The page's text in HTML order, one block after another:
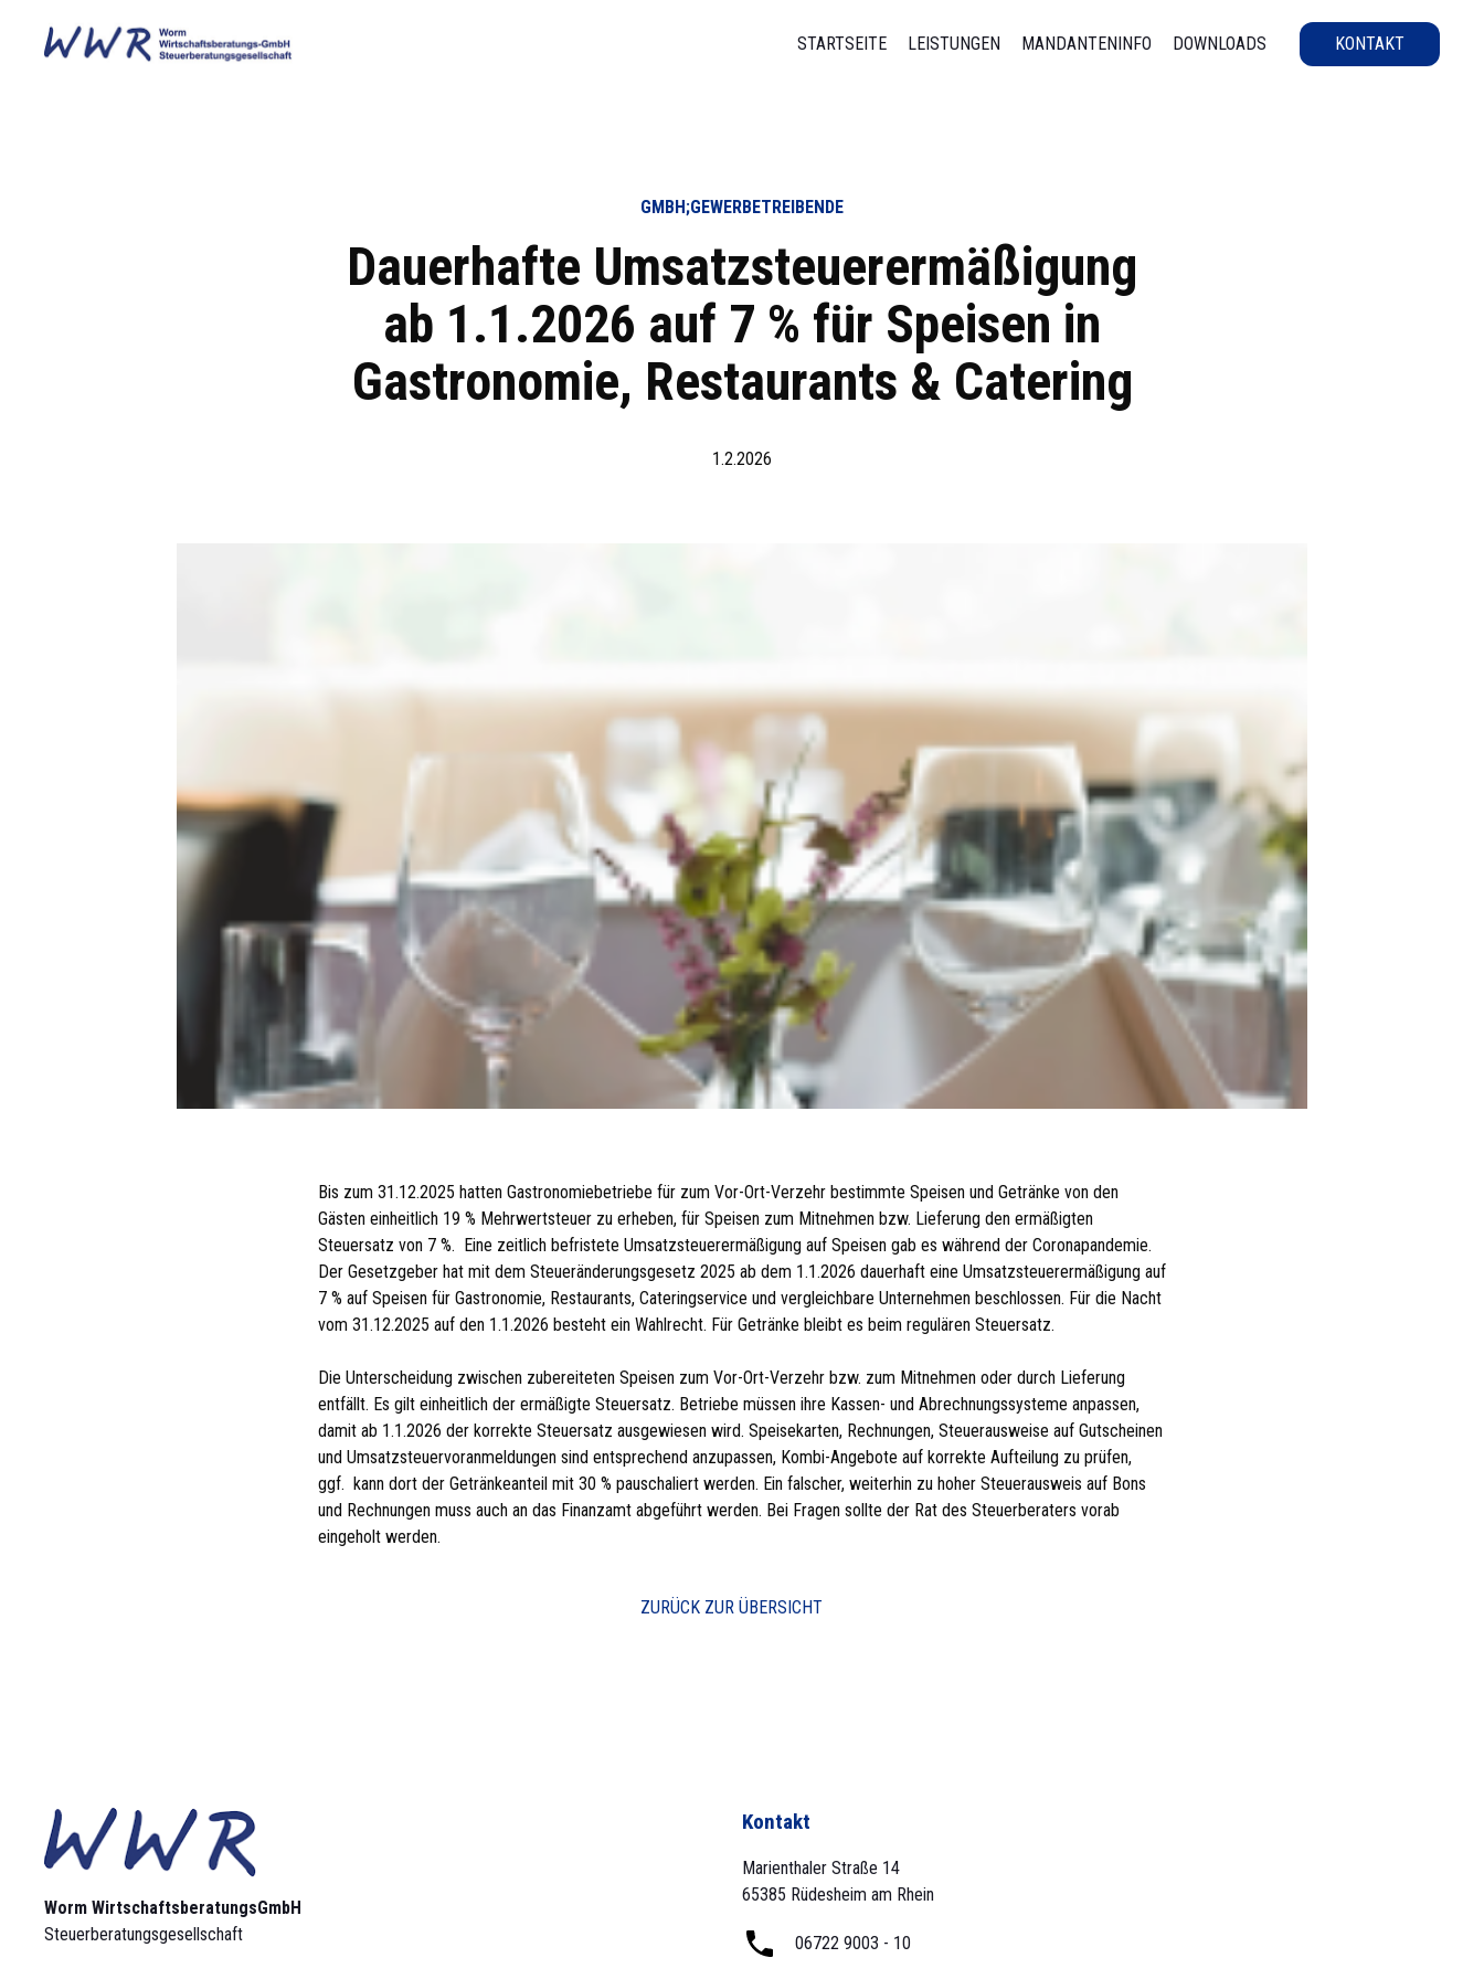
STARTSEITE LEISTUNGEN MANDANTENINFO DOWNLOADS KONTAKT
GMBH;GEWERBETREIBENDE
Dauerhafte Umsatzsteuerermäßigung
ab 1.1.2026 auf 7 % für Speisen in
Gastronomie, Restaurants & Catering
1.2.2026
Bis zum 31.12.2025 hatten Gastronomiebetriebe für zum Vor-Ort-Verzehr bestimmte Speisen und Getränke von den
Gästen einheitlich 19 % Mehrwertsteuer zu erheben, für Speisen zum Mitnehmen bzw. Lieferung den ermäßigten
Steuersatz von 7 %. Eine zeitlich befristete Umsatzsteuerermäßigung auf Speisen gab es während der Coronapandemie.
Der Gesetzgeber hat mit dem Steueränderungsgesetz 2025 ab dem 1.1.2026 dauerhaft eine Umsatzsteuerermäßigung auf
7 % auf Speisen für Gastronomie, Restaurants, Cateringservice und vergleichbare Unternehmen beschlossen. Für die Nacht
vom 31.12.2025 auf den 1.1.2026 besteht ein Wahlrecht. Für Getränke bleibt es beim regulären Steuersatz.
Die Unterscheidung zwischen zubereiteten Speisen zum Vor-Ort-Verzehr bzw. zum Mitnehmen oder durch Lieferung
entfällt. Es gilt einheitlich der ermäßigte Steuersatz. Betriebe müssen ihre Kassen- und Abrechnungssysteme anpassen,
damit ab 1.1.2026 der korrekte Steuersatz ausgewiesen wird. Speisekarten, Rechnungen, Steuerausweise auf Gutscheinen
und Umsatzsteuervoranmeldungen sind entsprechend anzupassen, Kombi-Angebote auf korrekte Aufteilung zu prüfen,
ggf. kann dort der Getränkeanteil mit 30 % pauschaliert werden. Ein falscher, weiterhin zu hoher Steuerausweis auf Bons
und Rechnungen muss auch an das Finanzamt abgeführt werden. Bei Fragen sollte der Rat des Steuerberaters vorab
eingeholt werden.
ZURÜCK ZUR ÜBERSICHT
Worm Wirtschaftsberatungs­GmbH
Steuerberatungsgesellschaft
Kontakt
Marienthaler Straße 14
65385 Rüdesheim am Rhein
06722 9003 - 10